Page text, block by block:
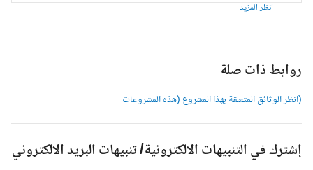
انظر المزيد
روابط ذات صلة
(انظر الوثائق المتعلقة بهذا المشروع (هذه المشروعات
إشترك في التنبيهات الالكترونية/ تنبيهات البريد الالكتروني